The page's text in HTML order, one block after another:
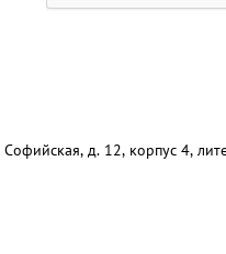
д. 12, корпус 4,